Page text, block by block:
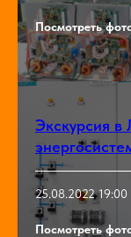
Посмотреть
Экскурсия в
25.08.2022 19:00
Посмотреть